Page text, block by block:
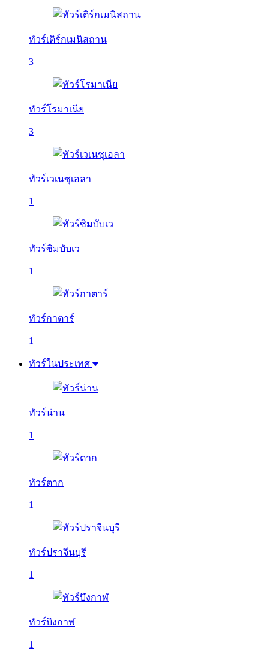
ทัวร์เติร์กเมนิสถาน
3
ทัวร์โรมาเนีย
3
ทัวร์เวเนซุเอลา
1
ทัวร์ซิมบับเว
1
ทัวร์กาตาร์
1
ทัวร์ในประเทศ
ทัวร์น่าน
1
ทัวร์ตาก
1
ทัวร์ปราจีนบุรี
1
ทัวร์บึงกาฬ
1